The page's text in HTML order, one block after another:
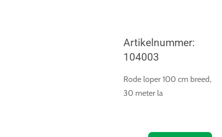
Artikelnummer:
104003
Rode loper 100 cm breed,
30 meter la